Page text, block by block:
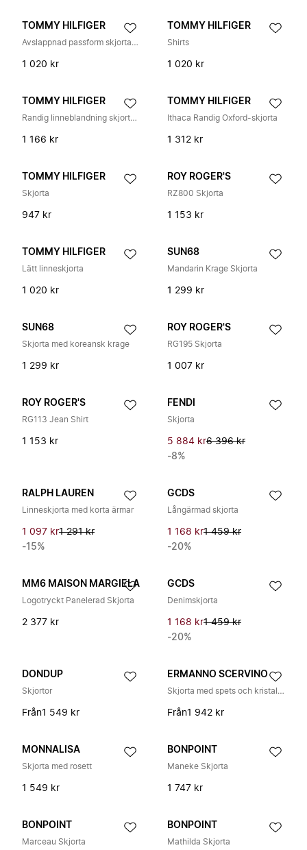
TOMMY HILFIGER
Avslappnad passform skjorta i linneblandning med flaggbrodyr
1 020 kr
TOMMY HILFIGER
Shirts
1 020 kr
TOMMY HILFIGER
Randig linneblandning skjorta med knappar
1 166 kr
TOMMY HILFIGER
Ithaca Randig Oxford-skjorta
1 312 kr
TOMMY HILFIGER
Skjorta
947 kr
ROY ROGER'S
RZ800 Skjorta
1 153 kr
TOMMY HILFIGER
Lätt linneskjorta
1 020 kr
SUN68
Mandarin Krage Skjorta
1 299 kr
SUN68
Skjorta med koreansk krage
1 299 kr
ROY ROGER'S
RG195 Skjorta
1 007 kr
ROY ROGER'S
RG113 Jean Shirt
1 153 kr
FENDI
Skjorta
5 884 kr6 396 kr
-8%
RALPH LAUREN
Linneskjorta med korta ärmar
1 097 kr1 291 kr
-15%
GCDS
Långärmad skjorta
1 168 kr1 459 kr
-20%
MM6 MAISON MARGIELA
Logotryckt Panelerad Skjorta
2 377 kr
GCDS
Denimskjorta
1 168 kr1 459 kr
-20%
DONDUP
Skjortor
Från1 549 kr
ERMANNO SCERVINO
Skjorta med spets och kristallutsmyckning
Från1 942 kr
MONNALISA
Skjorta med rosett
1 549 kr
BONPOINT
Maneke Skjorta
1 747 kr
BONPOINT
Marceau Skjorta
BONPOINT
Mathilda Skjorta